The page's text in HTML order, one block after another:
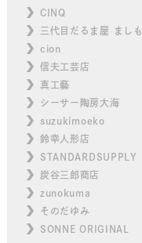
CINQ
三代目だるま屋 ましも
cion
信夫工芸店
真工藝
シーサー陶房大海
suzukimoeko
鈴幸人形店
STANDARDSUPPLY
炭谷三郎商店
zunokuma
そのだゆみ
SONNE ORIGINAL